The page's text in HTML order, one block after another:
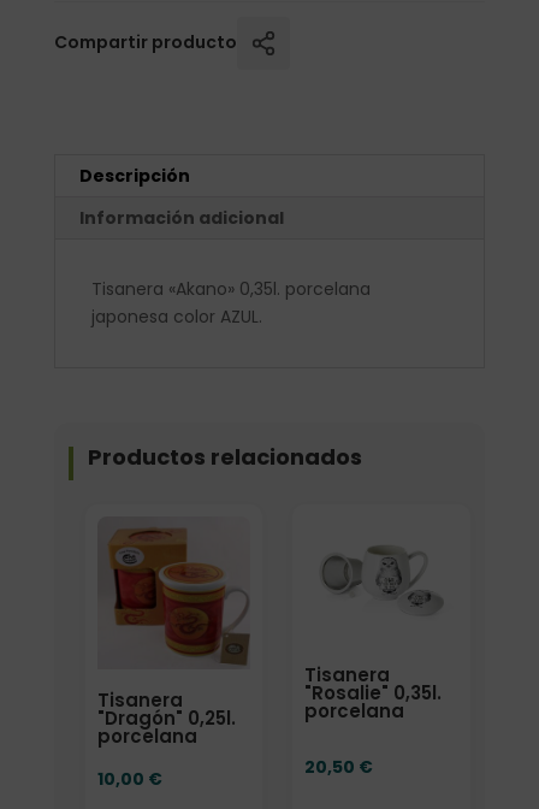
Compartir producto
Descripción
Información adicional
Tisanera «Akano» 0,35l. porcelana
japonesa color AZUL.
Productos relacionados
Tisanera
"Dragón" 0,25l.
porcelana
10,00 €
Tisanera
"Rosalie" 0,35l.
porcelana
20,50 €